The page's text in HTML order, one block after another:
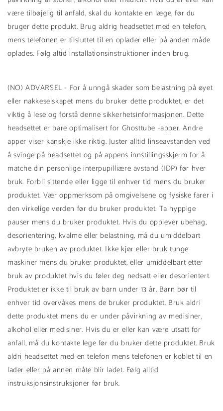
være tilbøjelig til anfald, skal du kontakte en læge, før du
bruger dette produkt. Brug aldrig headsettet med en telefon,
mens telefonen er tilsluttet til en oplader eller på anden måde
oplades. Følg altid installationsinstruktioner inden brug.
(NO) ADVARSEL - For å unngå skader som belastning på øyet
eller nakkeselskapet mens du bruker dette produktet, er det
viktig å lese og forstå denne sikkerhetsinformasjonen. Dette
headsettet er bare optimalisert for Ghosttube -apper. Andre
apper viser kanskje ikke riktig. Juster alltid linseavstanden ved
å svinge på headsettet og på appens innstillingsskjerm for å
matche din personlige interpupilliære avstand (IDP) før hver
bruk. Forbli sittende eller ligge til enhver tid mens du bruker
produktet. Vær oppmerksom på omgivelsene og fysiske farer i
den virkelige verden før du bruker produktet. Ta hyppige
pauser mens du bruker produktet. Hvis du opplever ubehag,
desorientering, kvalme eller belastning, må du umiddelbart
avbryte bruken av produktet. Ikke kjør eller bruk tunge
maskiner mens du bruker produktet, eller umiddelbart etter
bruk av produktet hvis du føler deg nedsatt eller desorientert.
Produktet er ikke til bruk av barn under 13 år. Barn bør til
enhver tid overvåkes mens de bruker produktet. Bruk aldri
dette produktet mens du er under påvirkning av medisiner,
alkohol eller medisiner. Hvis du er eller kan være utsatt for
anfall, må du kontakte lege før du bruker dette produktet. Bruk
aldri headsettet med en telefon mens telefonen er koblet til en
lader eller på annen måte blir ladet. Følg alltid
instruksjonsinstruksjoner før bruk.